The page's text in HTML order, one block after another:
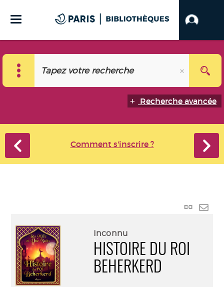
Recherche avancée
Comment s'inscrire ?
Lien
Inconnu
HISTOIRE DU ROI
BEHERKERD